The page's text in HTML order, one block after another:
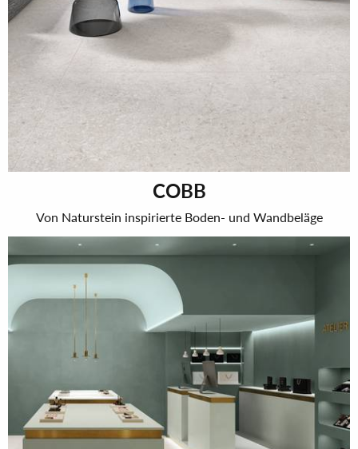
COBB
Von Naturstein inspirierte Boden- und Wandbeläge